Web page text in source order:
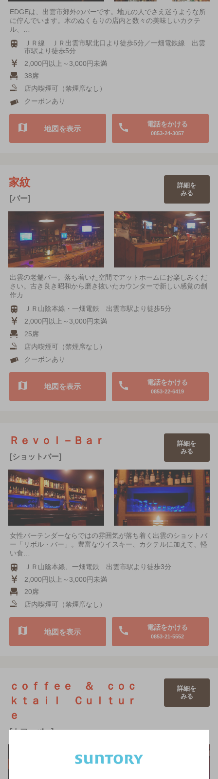
EDGEは、出雲市郊外のバーです。地元の人でさえ迷うような所
に佇んでいます。木のぬくもりの店内と数々の美味しいカクテ
ル、…
ＪＲ線 ＪＲ出雲市駅北口より徒歩5分／一畑電鉄線 出雲
市駅より徒歩5分
2,000円以上～3,000円未満
38席
店内喫煙可（禁煙席なし）
クーポンあり
電話をかける
0853-24-3057
地図を表示
家紋
[バー]
詳細を
みる
出雲の老舗バー。落ち着いた空間でアットホームにお楽しみくだ
さい。古き良き昭和から磨き抜いたカウンターで新しい感覚の創
作カ…
ＪＲ山陰本線・一畑電鉄 出雲市駅より徒歩5分
2,000円以上～3,000円未満
25席
店内喫煙可（禁煙席なし）
クーポンあり
電話をかける
0853-22-6419
地図を表示
Ｒｅｖｏｌ－Ｂａｒ
[ショットバー]
詳細を
みる
女性バーテンダーならではの雰囲気が落ち着く出雲のショットバ
ー「リボル・バー」。豊富なウイスキー、カクテルに加えて、軽
い食…
ＪＲ山陰本線、一畑電鉄 出雲市駅より徒歩3分
2,000円以上～3,000円未満
20席
店内喫煙可（禁煙席なし）
電話をかける
0853-21-5552
地図を表示
ｃｏｆｆｅｅ ＆ ｃｏｃ
ｋｔａｉｌ Ｃｕｌｔｕｒ
ｅ
[カフェバー]
詳細を
みる